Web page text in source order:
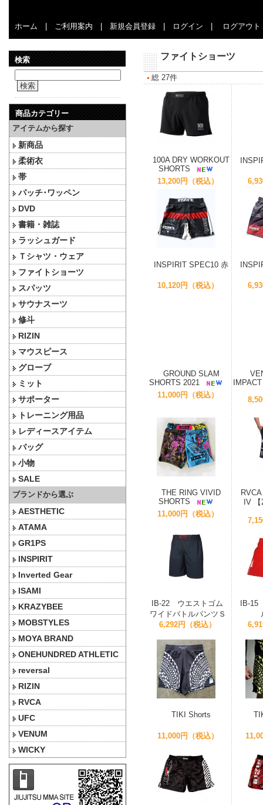
ホーム ご利用案内 新規会員登録 ログイン ログアウト
検索
検索
商品カテゴリー
アイテムから探す
新商品
柔術衣
帯
パッチ･ワッペン
DVD
書籍・雑誌
ラッシュガード
Ｔシャツ・ウェア
ファイトショーツ
スパッツ
サウナスーツ
修斗
RIZIN
マウスピース
グローブ
ミット
サポーター
トレーニング用品
レディースアイテム
バッグ
小物
SALE
ブランドから選ぶ
AESTHETIC
ATAMA
GR1PS
INSPIRIT
Inverted Gear
ISAMI
KRAZYBEE
MOBSTYLES
MOYA BRAND
ONEHUNDRED ATHLETIC
reversal
RIZIN
RVCA
UFC
VENUM
WICKY
ファイトショーツ
総 27件
100A DRY WORKOUT
SHORTS
13,200円（税込）
INSPIRIT SPEC10 赤
10,120円（税込）
GROUND SLAM
SHORTS 2021
11,000円（税込）
THE RING VIVID
SHORTS
11,000円（税込）
IV
IB-22 ウエストゴム
ワイドバトルパンツＳ
6,292円（税込）
IB-
TIKI Shorts
11,000円（税込）